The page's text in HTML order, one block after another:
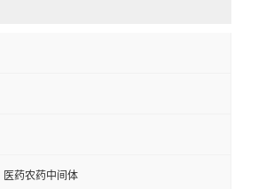
医药农药中间体